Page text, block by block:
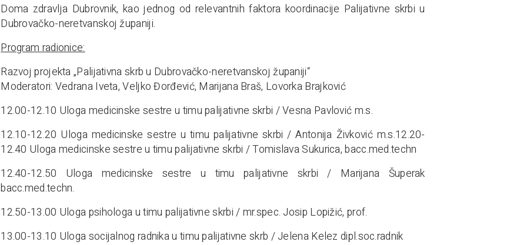
Doma zdravlja Dubrovnik, kao jednog od relevantnih faktora koordinacije Palijativne skrbi u
Dubrovačko-neretvanskoj županiji.
Program radionice:
Razvoj projekta „Palijativna skrb u Dubrovačko-neretvanskoj županiji“
Moderatori: Vedrana Iveta, Veljko Đorđević, Marijana Braš, Lovorka Brajković
12.00-12.10 Uloga medicinske sestre u timu palijativne skrbi / Vesna Pavlović m.s.
12.10-12.20 Uloga medicinske sestre u timu palijativne skrbi / Antonija Živković m.s.12.20-
12.40 Uloga medicinske sestre u timu palijativne skrbi / Tomislava Sukurica, bacc.med.techn
12.40-12.50 Uloga medicinske sestre u timu palijativne skrbi / Marijana Šuperak
bacc.med.techn.
12.50-13.00 Uloga psihologa u timu palijativne skrbi / mr.spec. Josip Lopižić, prof.
13.00-13.10 Uloga socijalnog radnika u timu palijativne skrb / Jelena Kelez dipl.soc.radnik